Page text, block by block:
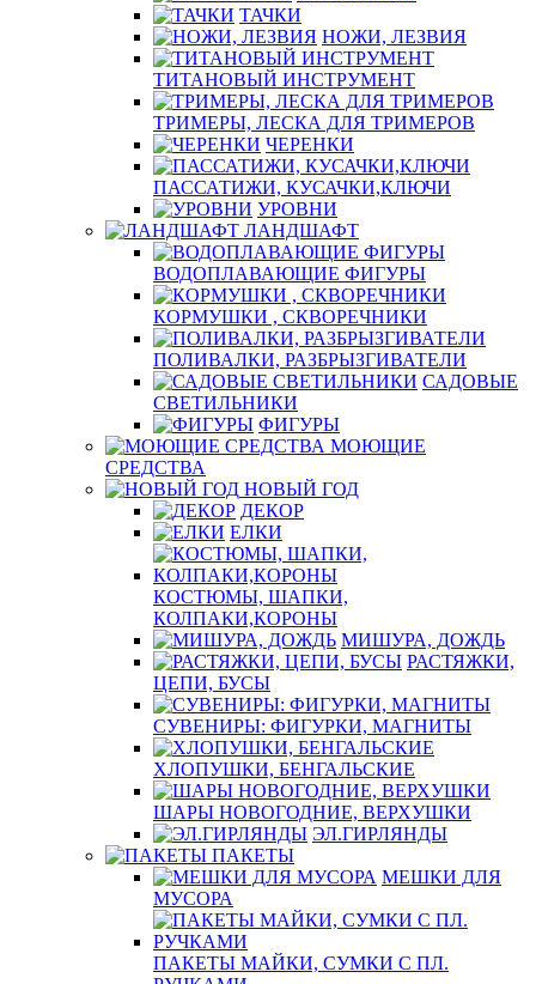
ТАЧКИ
НОЖИ, ЛЕЗВИЯ
ТИТАНОВЫЙ ИНСТРУМЕНТ
ТРИМЕРЫ, ЛЕСКА ДЛЯ ТРИМЕРОВ
ЧЕРЕНКИ
ПАССАТИЖИ, КУСАЧКИ,КЛЮЧИ
УРОВНИ
ЛАНДШАФТ
ВОДОПЛАВАЮЩИЕ ФИГУРЫ
КОРМУШКИ , СКВОРЕЧНИКИ
ПОЛИВАЛКИ, РАЗБРЫЗГИВАТЕЛИ
САДОВЫЕ
СВЕТИЛЬНИКИ
ФИГУРЫ
МОЮЩИЕ
СРЕДСТВА
НОВЫЙ ГОД
ДЕКОР
ЕЛКИ
КОСТЮМЫ, ШАПКИ,
КОЛПАКИ,КОРОНЫ
МИШУРА, ДОЖДЬ
РАСТЯЖКИ,
ЦЕПИ, БУСЫ
СУВЕНИРЫ: ФИГУРКИ, МАГНИТЫ
ХЛОПУШКИ, БЕНГАЛЬСКИЕ
ШАРЫ НОВОГОДНИЕ, ВЕРХУШКИ
ЭЛ.ГИРЛЯНДЫ
ПАКЕТЫ
МЕШКИ ДЛЯ
МУСОРА
ПАКЕТЫ МАЙКИ, СУМКИ С ПЛ.